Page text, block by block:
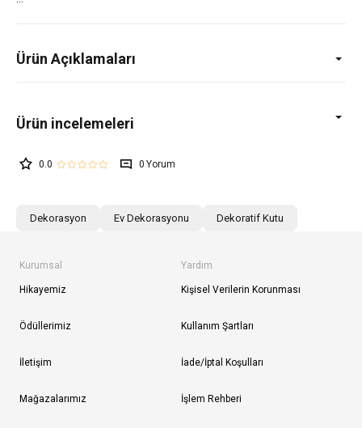
Ürün Açıklamaları
0.0 0
Dekorasyon Ev Dekorasyonu Dekoratif Kutu
Kurumsal
Hikayemiz
Ödüllerimiz
İletişim
Mağazalarımız
Yardım
Kişisel Verilerin Korunması
Kullanım Şartları
İade/İptal Koşulları
İşlem Rehberi